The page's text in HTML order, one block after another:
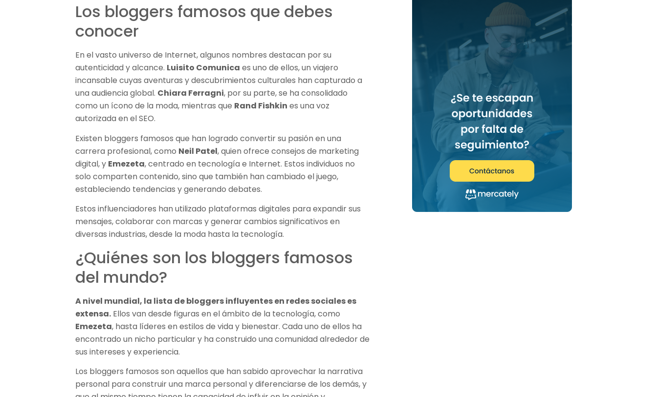
Los bloggers famosos que debes
conocer
En el vasto universo de Internet, algunos nombres destacan por su
autenticidad y alcance. Luisito Comunica es uno de ellos, un viajero
incansable cuyas aventuras y descubrimientos culturales han capturado a
una audiencia global. Chiara Ferragni, por su parte, se ha consolidado
como un ícono de la moda, mientras que Rand Fishkin es una voz
autorizada en el SEO.
Existen bloggers famosos que han logrado convertir su pasión en una
carrera profesional, como Neil Patel, quien ofrece consejos de marketing
digital, y Emezeta, centrado en tecnología e Internet. Estos individuos no
solo comparten contenido, sino que también han cambiado el juego,
estableciendo tendencias y generando debates.
Estos influenciadores han utilizado plataformas digitales para expandir sus
mensajes, colaborar con marcas y generar cambios significativos en
diversas industrias, desde la moda hasta la tecnología.
¿Quiénes son los bloggers famosos
del mundo?
A nivel mundial, la lista de bloggers influyentes en redes sociales es
extensa. Ellos van desde figuras en el ámbito de la tecnología, como
Emezeta, hasta líderes en estilos de vida y bienestar. Cada uno de ellos ha
encontrado un nicho particular y ha construido una comunidad alrededor de
sus intereses y experiencia.
Los bloggers famosos son aquellos que han sabido aprovechar la narrativa
personal para construir una marca personal y diferenciarse de los demás, y